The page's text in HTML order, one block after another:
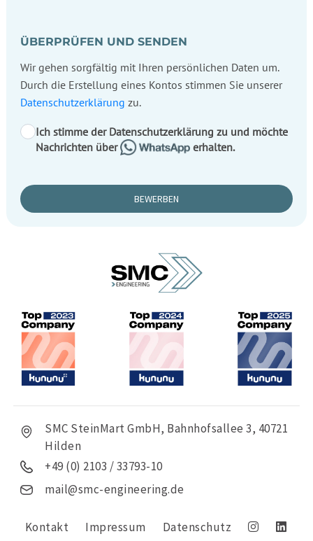
ÜBERPRÜFEN UND SENDEN
Wir gehen sorgfältig mit Ihren persönlichen Daten um.
Durch die Erstellung eines Kontos stimmen Sie unserer
Datenschutzerklärung zu.
Ich stimme der Datenschutzerklärung zu und möchte
Nachrichten über
erhalten.
BEWERBEN
SMC SteinMart GmbH, Bahnhofsallee 3, 40721
Hilden
+49 (0) 2103 / 33793-10
mail@smc-engineering.de
Kontakt Impressum Datenschutz